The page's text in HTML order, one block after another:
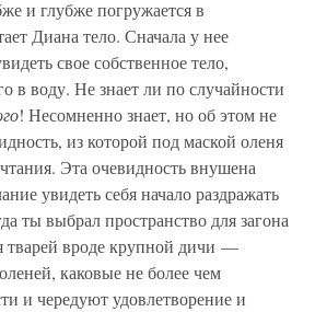
и глубже погружается в
Диана тело. Сначала у нее
свое собственное тело,
в воду. Не знает ли по случайности
! Несомненно знает, но об этом не
из которой под маской оленя
Эта очевидность внушена
увидеть себя начало раздражать
ты выбрал пространство для загона
тварей вроде крупной дичи —
каковые не более чем
и чередуют удовлетворение и